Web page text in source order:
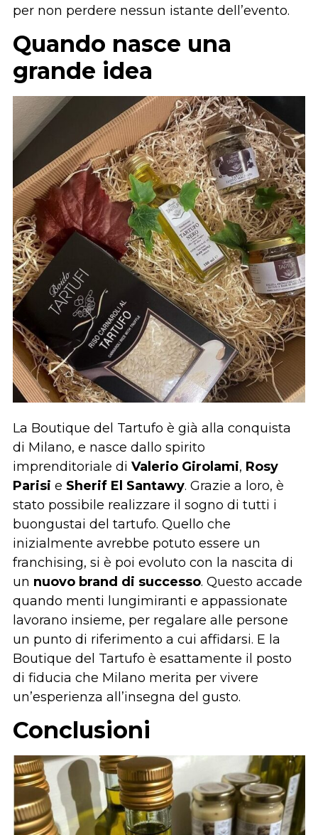
per non perdere nessun istante dell’evento.
Quando nasce una
grande idea
La Boutique del Tartufo è già alla conquista
di Milano, e nasce dallo spirito
imprenditoriale di Valerio Girolami, Rosy
Parisi e Sherif El Santawy. Grazie a loro, è
stato possibile realizzare il sogno di tutti i
buongustai del tartufo. Quello che
inizialmente avrebbe potuto essere un
franchising, si è poi evoluto con la nascita di
un nuovo brand di successo. Questo accade
quando menti lungimiranti e appassionate
lavorano insieme, per regalare alle persone
un punto di riferimento a cui affidarsi. E la
Boutique del Tartufo è esattamente il posto
di fiducia che Milano merita per vivere
un’esperienza all’insegna del gusto.
Conclusioni